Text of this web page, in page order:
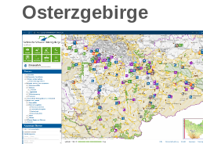
Osterzgebirge